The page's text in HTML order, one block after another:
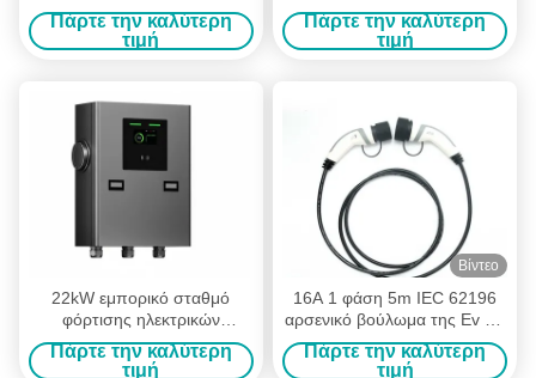
V-0 IP67
Πάρτε την καλύτερη
τιμή
χρέωσης οχημάτων
προτύπων για τον τύπο
σταθμών χρέωσης - η
Πάρτε την καλύτερη
τιμή
22kW εμπορικό σταθμό
φόρτισης ηλεκτρικών
οχημάτων OCPP Wallbox με
έξυπνη διαχείριση δικτύου
Πάρτε την καλύτερη
τιμή
Βίντεο
16A 1 φάση 5m IEC 62196
αρσενικό βούλωμα της Ev για
το σταθμό χρέωσης
δευτερεύων τύπος - 2 στον
Πάρτε την καλύτερη
τιμή